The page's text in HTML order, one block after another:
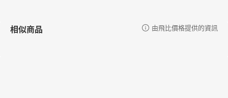
相似商品 由飛比價格提供的資訊